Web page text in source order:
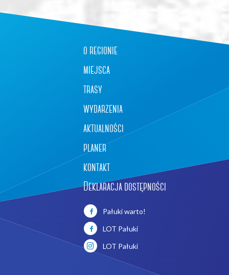
o regionie
miejsca
trasy
wydarzenia
aktualności
planer
kontakt
Deklaracja dostępności
Pałuki warto!
LOT Pałuki
LOT Pałuki